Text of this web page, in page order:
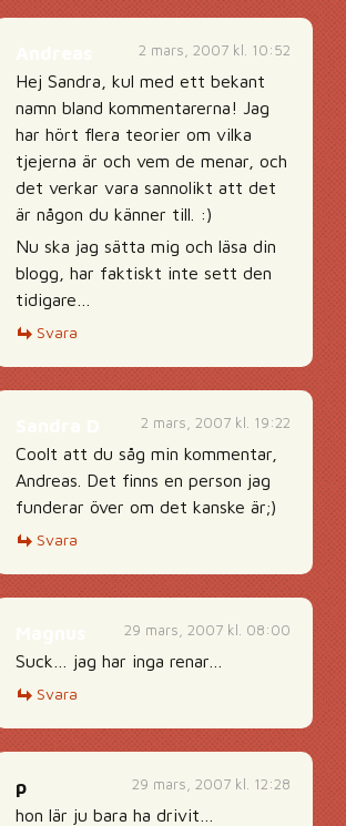
2 mars, 2007 kl. 10:52
Hej Sandra, kul med ett bekant
namn bland kommentarerna! Jag
har hört flera teorier om vilka
tjejerna är och vem de menar, och
det verkar vara sannolikt att det
är någon du känner till. :)
Nu ska jag sätta mig och läsa din
blogg, har faktiskt inte sett den
tidigare…
Svara
2 mars, 2007 kl. 19:22
Coolt att du såg min kommentar,
Andreas. Det finns en person jag
funderar över om det kanske är;)
Svara
29 mars, 2007 kl. 08:00
Suck… jag har inga renar…
Svara
29 mars, 2007 kl. 12:28
p
hon lär ju bara ha drivit…